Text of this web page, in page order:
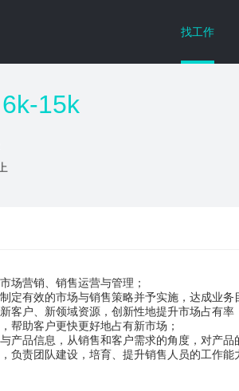
找工作
6k-15k
场营销、销售运营与管理；
定有效的市场与销售策略并予实施，达成业务
客户、新领域资源，创新性地提升市场占有率
帮助客户更快更好地占有新市场；
产品信息，从销售和客户需求的角度，对产品
负责团队建设，培育、提升销售人员的工作能